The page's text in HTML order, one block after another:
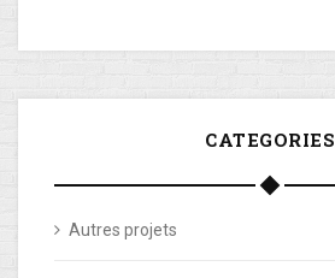
CATEGORIES
Autres projets